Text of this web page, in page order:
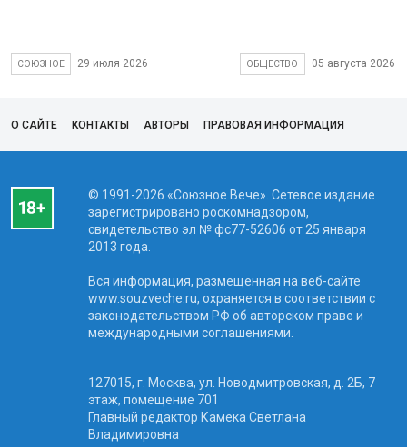
СОЮЗНОЕ 29 июля 2026 ОБЩЕСТВО 05 августа 2026
О САЙТЕ КОНТАКТЫ АВТОРЫ ПРАВОВАЯ ИНФОРМАЦИЯ
© 1991-2026 «Союзное Вече». Сетевое издание
зарегистрировано роскомнадзором,
свидетельство эл № фc77-52606 от 25 января
2013 года.
Вся информация, размещенная на веб-сайте
www.souzveche.ru, охраняется в соответствии с
законодательством РФ об авторском праве и
международными соглашениями.
127015, г. Москва, ул. Новодмитровская, д. 2Б, 7
этаж, помещение 701
Главный редактор Камека Светлана
Владимировна